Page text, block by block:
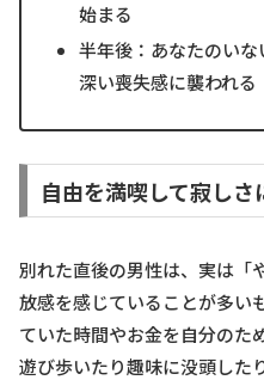
始まる
半年後：あなたのいな
深い喪失感に襲われる
自由を満喫して寂しさ
別れた直後の男性は、実は「
放感を感じていることが多い
ていた時間やお金を自分のた
遊び歩いたり趣味に没頭した